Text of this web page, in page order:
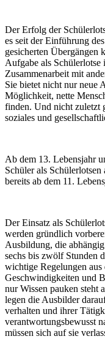
Der Erfolg der
es seit der Einführung
gesicherten Übergängen
Aufgabe als
Zusammenarbeit mit
Sie bietet nicht nur neue
Möglichkeit, nette
finden. Und nicht zuletzt
soziales und
Ab dem 13. Lebensjahr
Schüler als
bereits ab dem 11.
Der Einsatz als
werden gründlich
Ausbildung, die
sechs bis zwölf Stunden
wichtige Regelungen
Geschwindigkeiten und
nur Wissen pauken steht
legen die Ausbilder
verhalten und ihrer
verantwortungsbewusst
müssen sich auf sie